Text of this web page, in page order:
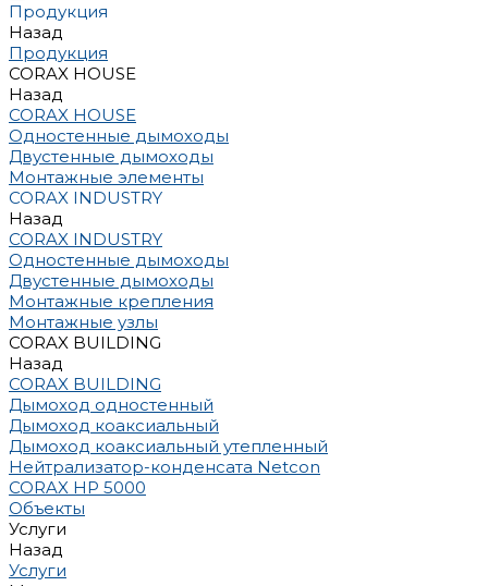
Продукция
Назад
Продукция
CORAX HOUSE
Назад
CORAX HOUSE
Одностенные дымоходы
Двустенные дымоходы
Монтажные элементы
CORAX INDUSTRY
Назад
CORAX INDUSTRY
Одностенные дымоходы
Двустенные дымоходы
Монтажные крепления
Монтажные узлы
CORAX BUILDING
Назад
CORAX BUILDING
Дымоход одностенный
Дымоход коаксиальный
Дымоход коаксиальный утепленный
Нейтрализатор-конденсата Netcon
CORAX HP 5000
Объекты
Услуги
Назад
Услуги